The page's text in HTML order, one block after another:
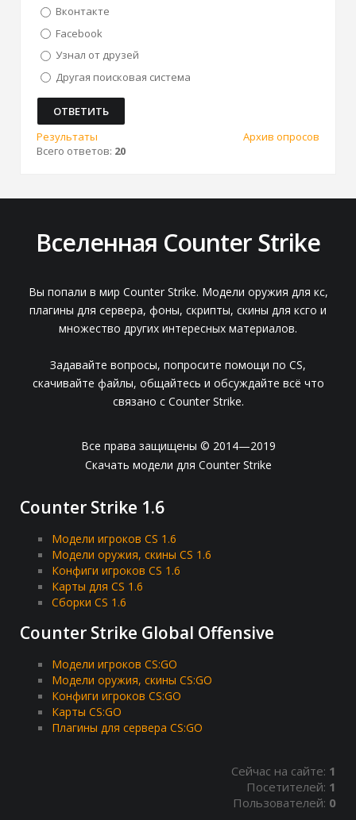
Вконтакте
Facebook
Узнал от друзей
Другая поисковая система
Результаты
Архив опросов
Всего ответов: 20
Вселенная Counter Strike
Вы попали в мир Counter Strike. Модели оружия для кс,
плагины для сервера, фоны, скрипты, скины для ксго и
множество других интересных материалов.
Задавайте вопросы, попросите помощи по CS,
скачивайте файлы, общайтесь и обсуждайте всё что
связано с Counter Strike.
Все права защищены © 2014—2019
Скачать модели для Counter Strike
Counter Strike 1.6
Модели игроков CS 1.6
Модели оружия, скины CS 1.6
Конфиги игроков CS 1.6
Карты для CS 1.6
Сборки CS 1.6
Counter Strike Global Offensive
Модели игроков CS:GO
Модели оружия, скины CS:GO
Конфиги игроков CS:GO
Карты CS:GO
Плагины для сервера CS:GO
Сейчас на сайте: 1
Посетителей: 1
Пользователей: 0